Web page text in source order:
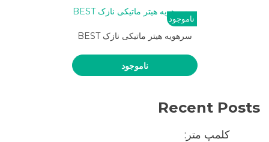
ناموجود
سرهویه هیتر ماتیکی نازک BEST
ناموجود
Recent Posts
کلمپ متر: